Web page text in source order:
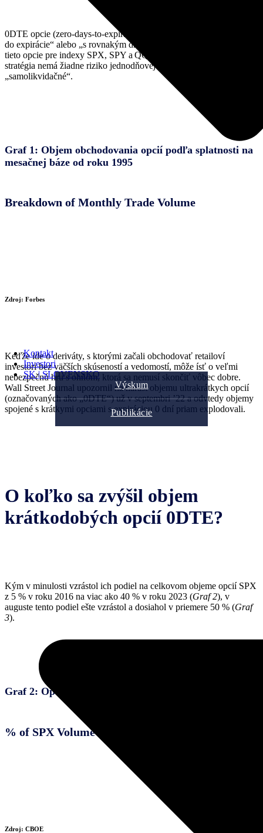
Výskum
Publikácie
Kontakt
Investori
SK | SLOVENSKO
0DTE opcie (zero-days-to-expiration) je skratka pre opcie „nula dní
do expirácie“ alebo „s rovnakým dňom exspirácie.“ CBOE zaviedla
tieto opcie pre indexy SPX, SPY a QQQ (NASDAQ). Táto
stratégia nemá žiadne riziko jednodňovej marže, pretože opcie sú
„samolikvidačné“.
Graf 1: Objem obchodovania opcií podľa splatnosti na
mesačnej báze od roku 1995
Breakdown of Monthly Trade Volume
Zdroj: Forbes
Keďže ide o deriváty, s ktorými začali obchodovať retailoví
investori bez väčších skúseností a vedomostí, môže ísť o veľmi
nebezpečnú hru s ohňom, ktorá sa nemusí skončiť vôbec dobre.
Wall Street Journal upozornil na nárast objemu ultrakrátkych opcií
(označovaných ako „0DTE“) už v septembri ’22 a odvtedy objemy
spojené s krátkymi opciami s expiráciou 0 dní priam explodovali.
O koľko sa zvýšil objem
krátkodobých opcií 0DTE?
Kým v minulosti vzrástol ich podiel na celkovom objeme opcií SPX
z 5 % v roku 2016 na viac ako 40 % v roku 2023 (Graf 2), v
auguste tento podiel ešte vzrástol a dosiahol v priemere 50 % (Graf
3).
Graf 2: Opcie s nulovým dňom sa stali populárnejšími
% of SPX Volume by Time to Expiry
Zdroj: CBOE